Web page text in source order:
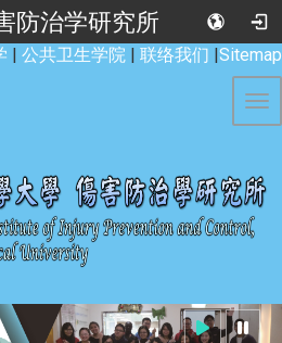
防治学研究所
| 公共卫生学院 | 联络我们 |Sitemap